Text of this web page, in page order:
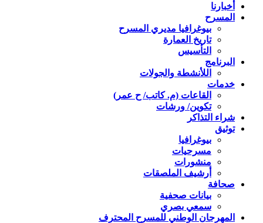
أخبارنا
المسرح
بيوغرافيا مديري المسرح
تاريخ العمارة
التأسيس
البرنامج
اللأنشطة والجولات
خدمات
القاعات (م. كاتب/ ح عمر)
تكوين/ ورشات
شراء التذاكر
توثيق
بيوغرافيا
مسرحيات
منشورات
أرشيف الملصقات
صحافة
بيانات صحفية
سمعي بصري
المهرجان الوطني للمسرح المحترف